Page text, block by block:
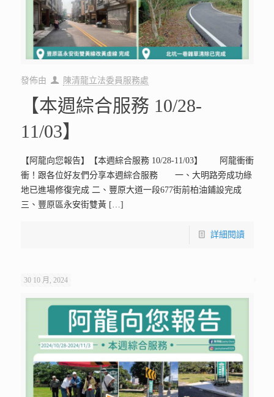
發佈由 陳清龍立法委員服務處
【本週綜合服務 10/28-
11/03】
【阿龍向您報告】【本週綜合服務 10/28-11/03】 阿龍衝衝
衝！跟各位好友們分享本週綜合服務 一、大明路旁成功綠
地已進場修復完成 二、豐原大道一段677街前柏油鋪設完成
三、豐原區永安街雙黃[…]
詳細閱讀
30 10 月, 2024